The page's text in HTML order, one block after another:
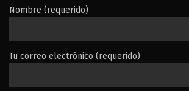
Nombre (requerido)
Tu correo electrónico (requerido)